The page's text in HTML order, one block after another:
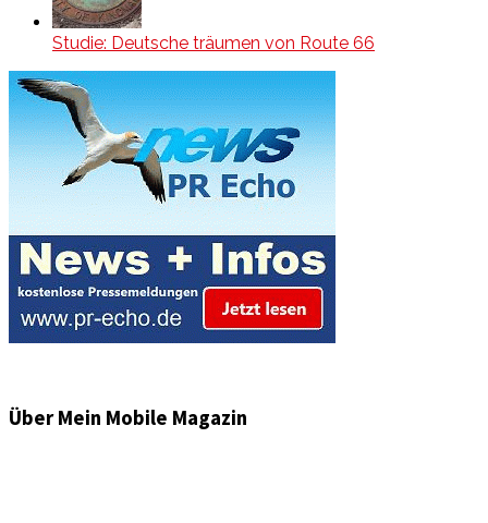
Studie: Deutsche träumen von Route 66
Über Mein Mobile Magazin